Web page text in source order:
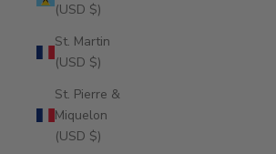
(USD $)
St. Martin
(USD $)
St. Pierre &
Miquelon
(USD $)